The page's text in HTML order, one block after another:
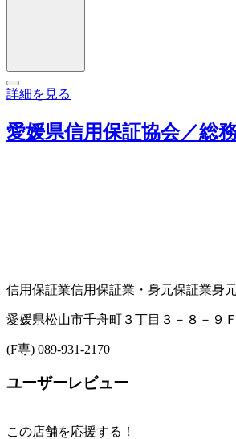
詳細を見る
愛媛県信用保証協会／総
信用保証業信用保証業・身元保証業身
愛媛県松山市千舟町３丁目３－８－９Ｆ
(F専) 089-931-2170
ユーザーレビュー
この店舗を応援する！